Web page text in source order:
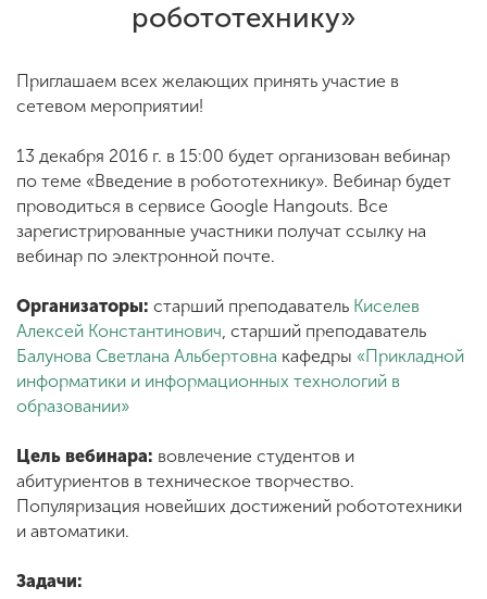
Об университете
Абитуриенту
Обучение
Наука
Международная
деятельность
деятельности
Студенческая жизнь
робототехнику»
Приглашаем всех желающих принять участие в
сетевом мероприятии!
13 декабря 2016 г. в 15:00 будет организован вебинар
по теме «Введение в робототехнику». Вебинар будет
проводиться в сервисе Google Hangouts. Все
зарегистрированные участники получат ссылку на
вебинар по электронной почте.
Организаторы: старший преподаватель Киселев
Алексей Константинович, старший преподаватель
Балунова Светлана Альбертовна кафедры «Прикладной
информатики и информационных технологий в
образовании»
Цель вебинара: вовлечение студентов и
абитуриентов в техническое творчество.
Популяризация новейших достижений робототехники
и автоматики.
Задачи: